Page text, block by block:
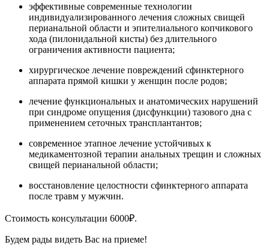
эффективные современные технологии
индивидуализированного лечения сложных свищей
перианальной области и эпителиального копчикового
хода (пилонидальной кисты) без длительного
ограничения активности пациента;
хирургическое лечение повреждений сфинктерного
аппарата прямой кишки у женщин после родов;
лечение функциональных и анатомических нарушений
при синдроме опущения (дисфункции) тазового дна c
применением сеточных трансплантантов;
современное этапное лечение устойчивых к
медикаментозной терапии анальных трещин и сложных
свищей перианальной области;
восстановление целостности сфинктерного аппарата
после травм у мужчин.
Стоимость консультации 6000₽.
Будем рады видеть Вас на приеме!